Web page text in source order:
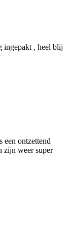
ingepakt , heel blij
een ontzettend
zijn weer super